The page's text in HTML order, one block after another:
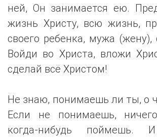
ней, Он занимается ею.
жизнь Христу, всю жизнь,
своего ребенка, мужа (жену),
Войди во Христа, вложи
сделай всё Христом!
Не знаю, понимаешь ли ты, о
Если не понимаешь,
когда-нибудь